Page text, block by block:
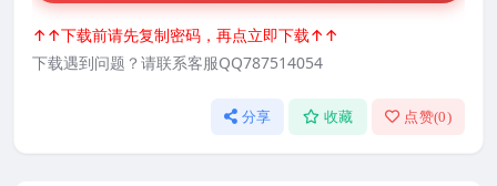
↑↑下载前请先复制密码，再点立即下载↑↑
下载遇到问题？请联系客服QQ787514054
分享 收藏 点赞(0)